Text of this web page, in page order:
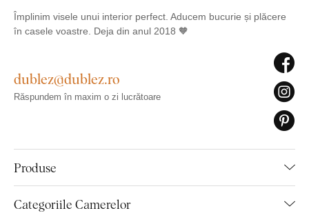
Împlinim visele unui interior perfect. Aducem bucurie și plăcere
în casele voastre. Deja din anul 2018 🧡
Produse
Categoriile Camerelor
dublez@dublez.ro
Răspundem în maxim o zi lucrătoare